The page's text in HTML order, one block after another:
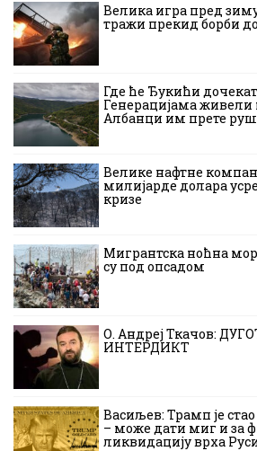
Велика игра пред
тражи прекид борби
Где ће Ђукићи
Генерацијама живели
Албанци им прете
Велике нафтне
милијарде долара
кризе
Мигрантска ноћна
су под опсадом
О. Андреј Ткачов:
ИНТЕРДИКТ
Васиљев: Трамп је
– може дати миг и за
ликвидацију врха